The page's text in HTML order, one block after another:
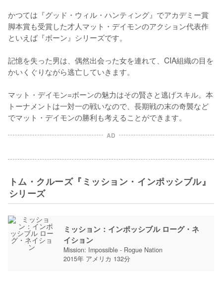
かつては『グッド・ウィル・ハンティング』でアカデミー賞
脚本賞も受賞した才人マット・デイモンのアクション代表作
といえば『ボーン』シリーズです。
記憶を失った男は、偶然出会った女を連れて、CIA組織の目を
かいくぐりながら逃亡していきます。
マット・デイモン=ボーンの魅力はその賢さと逃げスキル。本
トーナメントは一対一の戦いなので、長期戦の末の奇襲など
でマット・デイモンの勝利も考えることができます。
AD
トム・クルーズ『ミッション・インポッシブル』
シリーズ
ミッション：インポッシブル ローグ・ネ
イション
Mission: Impossible - Rogue Nation
2015年 アメリカ 132分